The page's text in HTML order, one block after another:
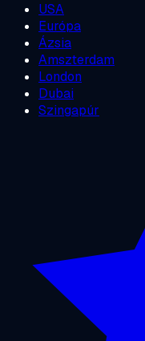
USA
Európa
Ázsia
Amszterdam
London
Dubai
Szingapúr